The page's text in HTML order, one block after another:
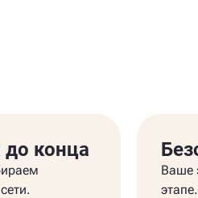
конца
Ваше